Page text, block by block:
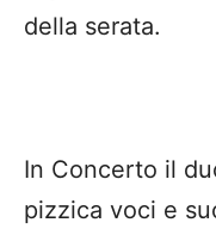
Chitarra, Tamburi